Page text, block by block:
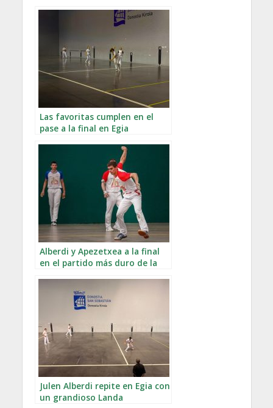
Las favoritas cumplen en el
pase a la final en Egia
Alberdi y Apezetxea a la final
en el partido más duro de la
Julen Alberdi repite en Egia con
un grandioso Landa